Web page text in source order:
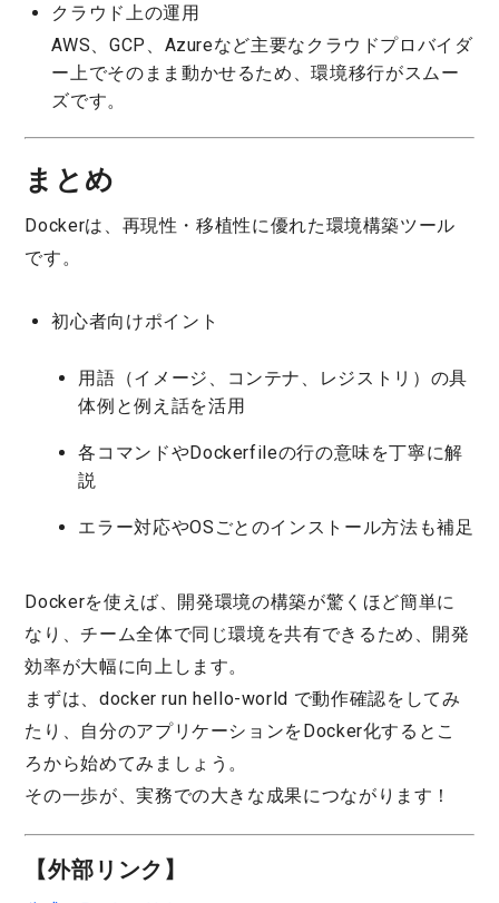
クラウド上の運用
AWS、GCP、Azureなど主要なクラウドプロバイダ
ー上でそのまま動かせるため、環境移行がスムー
ズです。
まとめ
Dockerは、再現性・移植性に優れた環境構築ツール
です。
初心者向けポイント
用語（イメージ、コンテナ、レジストリ）の具
体例と例え話を活用
各コマンドやDockerfileの行の意味を丁寧に解
説
エラー対応やOSごとのインストール方法も補足
Dockerを使えば、開発環境の構築が驚くほど簡単に
なり、チーム全体で同じ環境を共有できるため、開発
効率が大幅に向上します。
まずは、docker run hello-world で動作確認をしてみ
たり、自分のアプリケーションをDocker化するとこ
ろから始めてみましょう。
その一歩が、実務での大きな成果につながります！
【外部リンク】